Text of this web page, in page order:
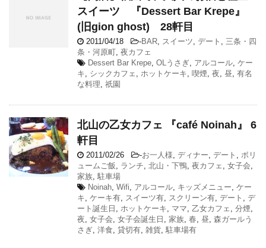
スイーツ 『Dessert Bar Krepe』
(旧gion ghost) 28軒目
2011/04/18 -BAR, スイーツ, デート , 三条・四
条・河原町, 夜カフェ
Dessert Bar Krepe, OLうさぎ, アルコール, ケー
キ, シックカフェ , ホットケーキ, 喫煙, 夜, 昼, 有名
な料理, 祇園
北山の乙女カフェ 『café Noinah』 6
軒目
2011/02/26 -お一人様, ディナー, デート , ボリ
ュームご飯, ランチ, 北山・下鴨, 夜カフェ , 女子会,
家族, 駐車場
Noinah, Wifi, アルコール, キッズメニュー, ケー
キ, ケーキ有, スイーツ有, スクリーン有, デート , デ
ート誕生日 , ホットケーキ, ママ, 乙女カフェ , 分煙,
夜, 女子会, 女子会誕生日 , 家族, 春, 昼, 森ガールう
さぎ, 洋食, 貸切有, 雑貨, 駐車場有